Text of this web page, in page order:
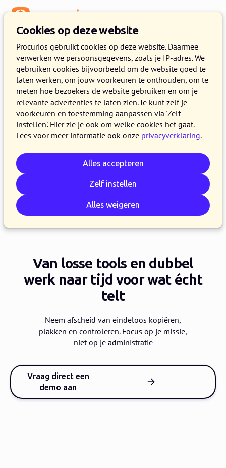
Cookies op deze website
Procurios gebruikt cookies op deze website. Daarmee
verwerken we persoonsgegevens, zoals je IP-adres. We
gebruiken cookies bijvoorbeeld om de website goed te
laten werken, om jouw voorkeuren te onthouden, om te
meten hoe bezoekers de website gebruiken en om je
relevante advertenties te laten zien. Je kunt zelf je
voorkeuren en toestemming aanpassen via 'Zelf
instellen'. Hier zie je ook om welke cookies het gaat.
Lees voor meer informatie ook onze privacyverklaring.
Alles accepteren
Zelf instellen
Alles weigeren
Van losse tools en dubbel
werk naar tijd voor wat écht
telt
Neem afscheid van eindeloos kopiëren,
plakken en controleren. Focus op je missie,
niet op je administratie
Vraag direct een
demo aan